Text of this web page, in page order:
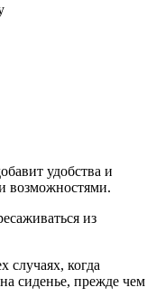
удобства и
возможностями.
из
случаях, когда
сиденье, прежде чем